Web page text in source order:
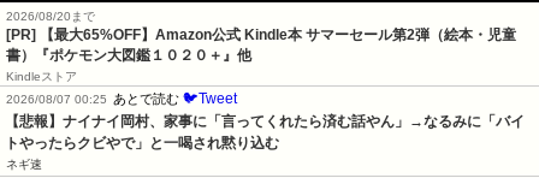
2026/08/20まで
[PR]
【最大65%OFF】Amazon公式 Kindle本 サマーセール第2弾（絵本・児童
書）『ポケモン大図鑑１０２０＋』他
Kindleストア
2026/08/07 00:25
あとで読む 🐦Tweet
【悲報】ナイナイ岡村、家事に「言ってくれたら済む話やん」→なるみに「バイ
トやったらクビやで」と一喝され黙り込む
ネギ速